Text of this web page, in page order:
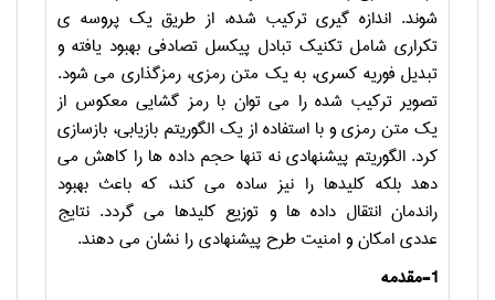
شوند. اندازه­ گیری ترکیب شده، از طریق یک پروسه ی
تکراری شامل تکنیک تبادل پیکسل تصادفی بهبود یافته و
تبدیل فوریه کسری، به یک متن رمزی، رمزگذاری می شود.
تصویر ترکیب شده را می توان با رمز گشایی معکوس از
یک متن رمزی و با استفاده از یک الگوریتم بازیابی، بازسازی
کرد. الگوریتم پیشنهادی نه تنها حجم داده ها را کاهش می
دهد بلکه کلیدها را نیز ساده می کند، که باعث بهبود
راندمان انتقال داده ها و توزیع کلیدها می گردد. نتایج
عددی امکان و امنیت طرح پیشنهادی را نشان می دهند.
1-مقدمه